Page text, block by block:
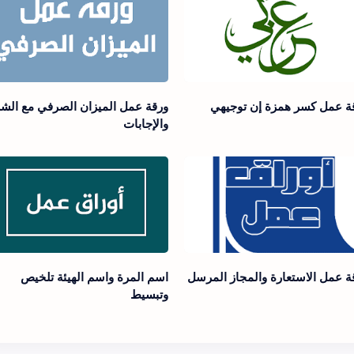
عمل كسر همزة إن توجيهي
ورقة عمل الميزان الصرفي مع
والإجابات
عمل الاستعارة والمجاز المرسل
اسم المرة واسم الهيئة تلخيص
وتبسيط